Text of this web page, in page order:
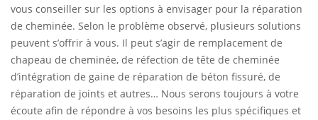
vous conseiller sur les options à envisager pour la réparation
de cheminée. Selon le problème observé, plusieurs solutions
peuvent s’offrir à vous. Il peut s’agir de remplacement de
chapeau de cheminée, de réfection de tête de cheminée
d’intégration de gaine de réparation de béton fissuré, de
réparation de joints et autres… Nous serons toujours à votre
écoute afin de répondre à vos besoins les plus spécifiques et